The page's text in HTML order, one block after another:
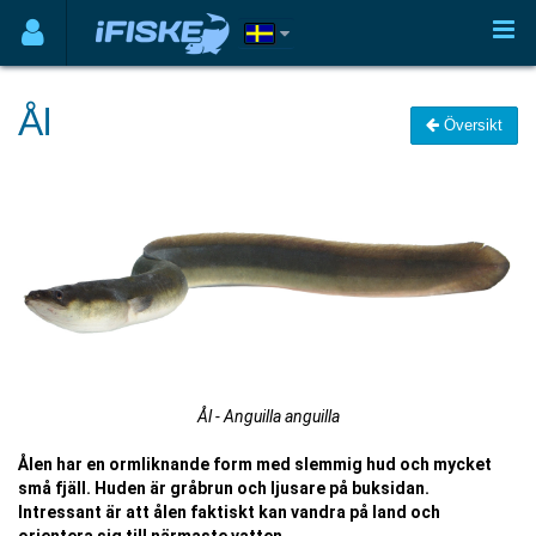
Ål Översikt
Ål - Anguilla anguilla
Ålen har en ormliknande form med slemmig hud och mycket
små fjäll. Huden är gråbrun och ljusare på buksidan.
Intressant är att ålen faktiskt kan vandra på land och